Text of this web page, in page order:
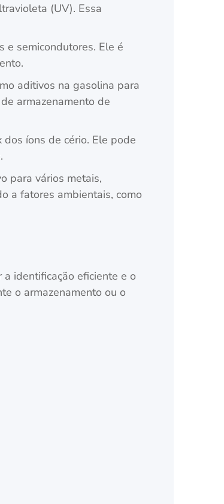
(UV). Essa
e semicondutores. Ele é
aditivos na gasolina para
armazenamento de
íons de cério. Ele pode
para vários metais,
a fatores ambientais, como
identificação eficiente e o
o armazenamento ou o